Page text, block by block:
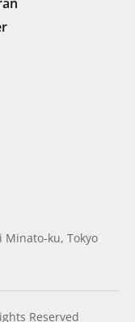
Minato-ku, Tokyo
Reserved